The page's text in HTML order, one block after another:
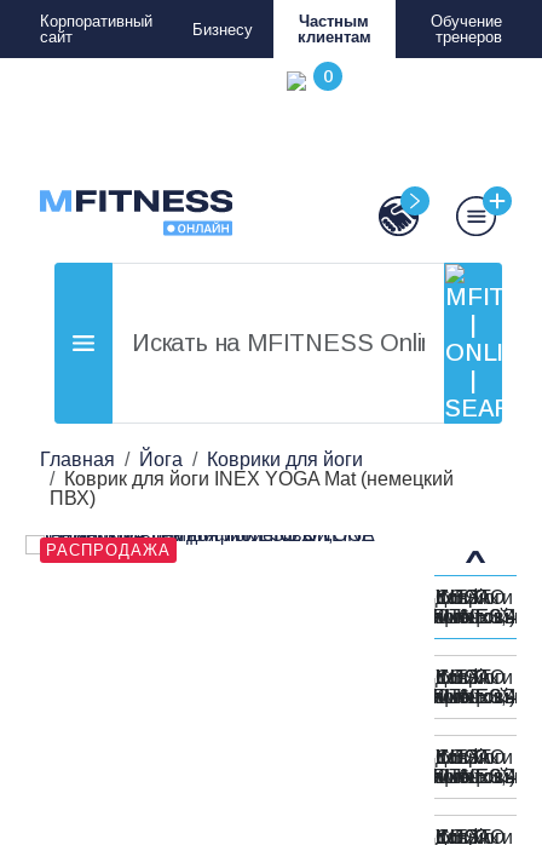
Корпоративный
сайт
Бизнесу
Частным
клиентам
Обучение
тренеров
Главная Йога
Коврики для йоги
Коврик для йоги INEX YOGA Mat (немецкий
ПВХ)
РАСПРОДАЖА